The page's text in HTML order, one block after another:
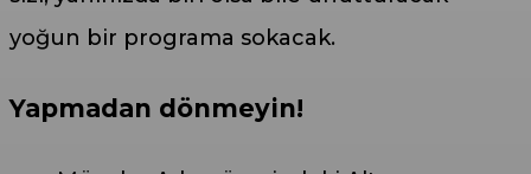
yoğun bir programa sokacak.
Yapmadan dönmeyin!